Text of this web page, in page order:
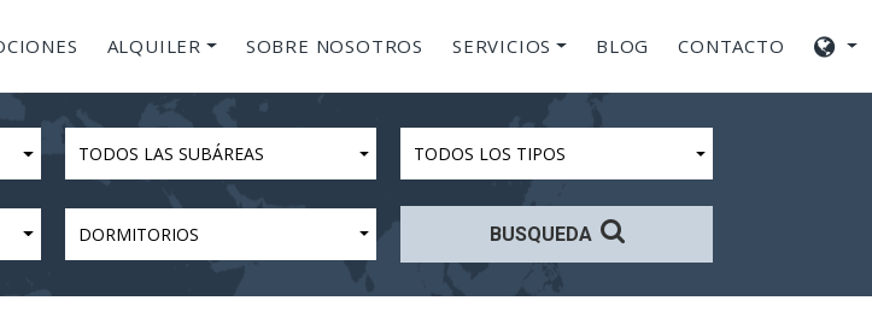
ALQUILER SOBRE NOSOTROS SERVICIOS BLOG CONTACTO
TODOS LAS SUBÁREAS TODOS LOS TIPOS
DORMITORIOS BUSQUEDA